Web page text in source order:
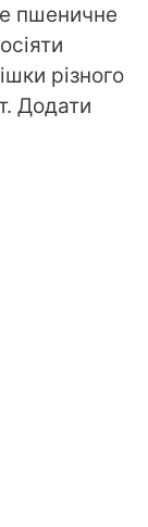
пшеничне
різного
Додати